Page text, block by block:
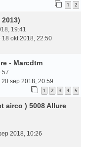
1 2
19:41
18 okt 2018, 22:50
- Marcdtm
20 sep 2018, 20:59
1 2 3 4 5
airco ) 5008 Allure
2018, 10:26